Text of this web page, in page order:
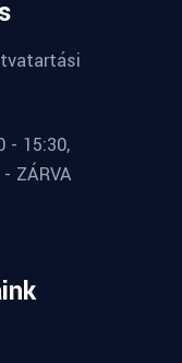
- 15:30,
ZÁRVA